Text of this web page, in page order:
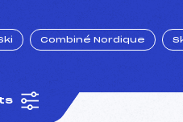
Combiné Nordique